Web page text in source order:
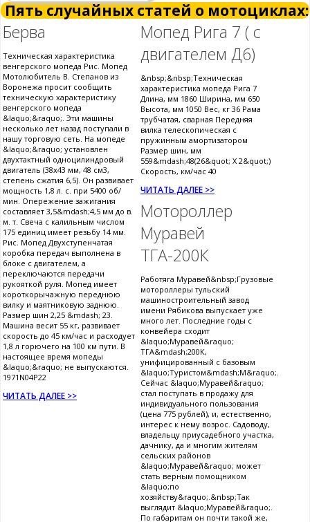
Пять случайных статей о мотоциклах:
Берва
Техническая характеристика
венгерского мопеда Рис. Мопед
Мотолюбитель В. Степанов из
Воронежа просит сообщить
техническую характеристику
венгерского мопеда
&laquo;&raquo;. Эти машины
несколько лет назад поступали в
нашу торговую сеть. На мопеде
&laquo;&raquo; установлен
двухтактный одноцилиндровый
двигатель (38x43 мм, 48 см3,
степень сжатия 6,5). Он развивает
мощность 1,8 л. с. при 5400 об/
мин. Опережение зажигания
составляет 3,5&mdash;4,5 мм до в.
м. т. Свеча с калильным числом
175 единиц имеет резьбу 14 мм.
Рис. Мопед Двухступенчатая
коробка передач выполнена в
блоке с двигателем, а
переключаются передачи
рукояткой руля. Мопед имеет
короткорычажную переднюю
вилку и маятниковую заднюю.
Размер шин 2,25 &mdash; 23.
Машина весит 55 кг, развивает
скорость до 45 км/час и расходует
1,8 л горючего на 100 км пути. В
настоящее время мопеды
&laquo;&raquo; не выпускаются.
1971N04P22
ЧИТАТЬ ДАЛЕЕ >>
Мопед Рига 7 ( с
двигателем Д6)
&nbsp;&nbsp;Техническая
характеристика мопеда Рига 7
Длина, мм 1860 Ширина, мм 650
Высота, мм 1050 Вес, кг 36 Рама
трубчатая, сварная Передняя
вилка телескопическая с
пружинным амортизатором
Размер шин, мм
559&mdash;48(26&quot; Х 2&quot;)
Скорость, км/час 40
ЧИТАТЬ ДАЛЕЕ >>
Мотороллер
Муравей
ТГА-200К
Работяга Муравей&nbsp;Грузовые
мотороллеры тульский
машиностроительный завод
имени Рябикова выпускает уже
много лет. Последние годы с
конвейера сходит
&laquo;Муравей&raquo;
ТГА&mdash;200К,
унифицированный с базовым
&laquo;Туристом&mdash;М&raquo;.
Сейчас &laquo;Муравей&raquo;
стал поступать в продажу для
индивидуального пользования
(цена 775 рублей), и, естественно,
интерес к нему возрос. Садоводу,
владельцу приусадебного участка,
дачнику, да и многим жителям
сельских районов
&laquo;Муравей&raquo; может
стать верным помощником
&laquo;по
хозяйству&raquo;.&nbsp;Так
выглядит &laquo;Муравей&raquo;.
По габаритам он почти такой же,